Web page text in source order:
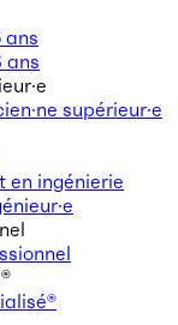
ans
ans
supérieur·e
en ingénierie